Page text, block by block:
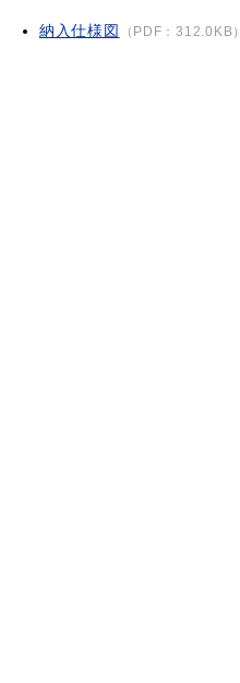
納入仕様図 （PDF：312.0KB）